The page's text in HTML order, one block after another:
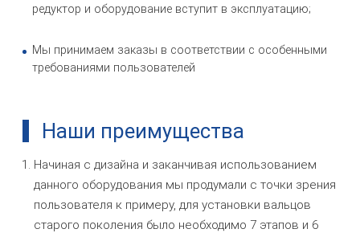
редуктор и оборудование вступит в эксплуатацию;
Мы принимаем заказы в соответствии с особенными
требованиями пользователей
Наши преимущества
Начиная с дизайна и заканчивая использованием
данного оборудования мы продумали с точки зрения
пользователя к примеру, для установки вальцов
старого поколения было необходимо 7 этапов и 6